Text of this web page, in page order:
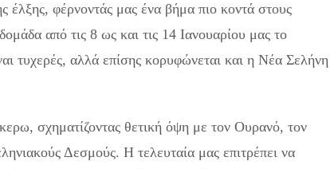
έλξης, φέρνοντάς μας ένα βήμα πιο κοντά στους
από τις 8 ως και τις 14 Ιανουαρίου μας το
τυχερές, αλλά επίσης κορυφώνεται και η Νέα Σελήνη
σχηματίζοντας θετική όψη με τον Ουρανό, τον
Δεσμούς. Η τελευταία μας επιτρέπει να